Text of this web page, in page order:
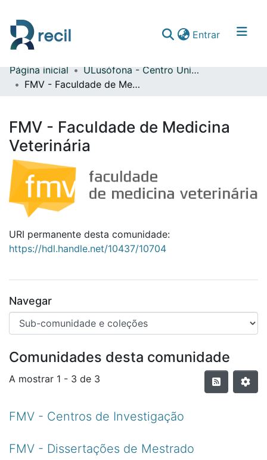
Entrar(current)
Comunidades & Coleções
Estatísticas
Página inicial
ULusófona - Centro Universitário de Lisboa
FMV - Faculdade de Medicina Veterinária
FMV - Faculdade de Medicina
Veterinária
URI permanente desta comunidade:
https://hdl.handle.net/10437/10704
Navegar
Comunidades desta comunidade
A mostrar 1 - 3 de 3
FMV - Centros de Investigação
FMV - Dissertações de Mestrado